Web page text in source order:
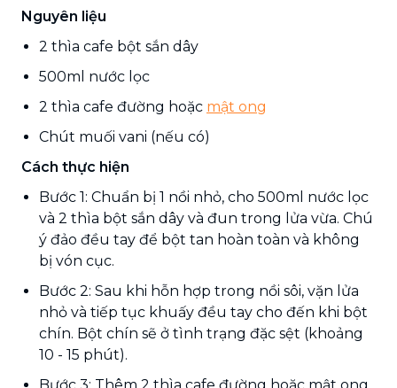
Nguyên liệu
2 thìa cafe bột sắn dây
500ml nước lọc
2 thìa cafe đường hoặc mật ong
Chút muối vani (nếu có)
Cách thực hiện
Bước 1: Chuẩn bị 1 nồi nhỏ, cho 500ml nước lọc
và 2 thìa bột sắn dây và đun trong lửa vừa. Chú
ý đảo đều tay để bột tan hoàn toàn và không
bị vón cục.
Bước 2: Sau khi hỗn hợp trong nồi sôi, vặn lửa
nhỏ và tiếp tục khuấy đều tay cho đến khi bột
chín. Bột chín sẽ ở tình trạng đặc sệt (khoảng
10 - 15 phút).
Bước 3: Thêm 2 thìa cafe đường hoặc mật ong